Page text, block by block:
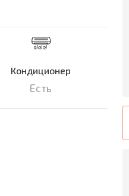
Кондиционер
Есть